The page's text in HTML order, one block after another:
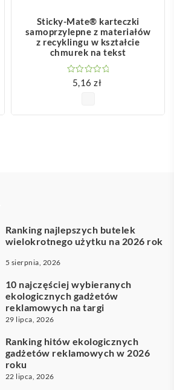
Sticky-Mate® karteczki
samoprzylepne z materiałów
z recyklingu w kształcie
chmurek na tekst
5,16zł
Ranking najlepszych butelek
wielokrotnego użytku na 2026 rok
5 sierpnia, 2026
10 najczęściej wybieranych
ekologicznych gadżetów
reklamowych na targi
29 lipca, 2026
Ranking hitów ekologicznych
gadżetów reklamowych w 2026
roku
22 lipca, 2026